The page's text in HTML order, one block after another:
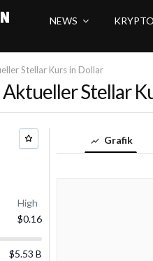
NEWS
Stellar Kurs in Dollar
Stellar
High
$0.16
$5.53 B
Grafik